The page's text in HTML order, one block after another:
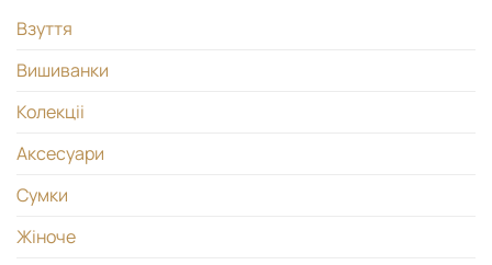
Взуття
Вишиванки
Колекціі
Аксесуари
Сумки
Жіноче